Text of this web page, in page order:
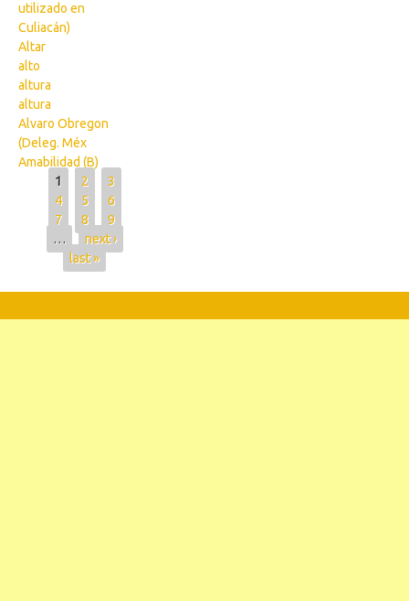
utilizado en
Culiacán)
Altar
alto
altura
altura
Alvaro Obregon
(Deleg. Méx
Amabilidad (B)
Pages
1 2
3
4
5
6
7
8
9
…
next ›
last »